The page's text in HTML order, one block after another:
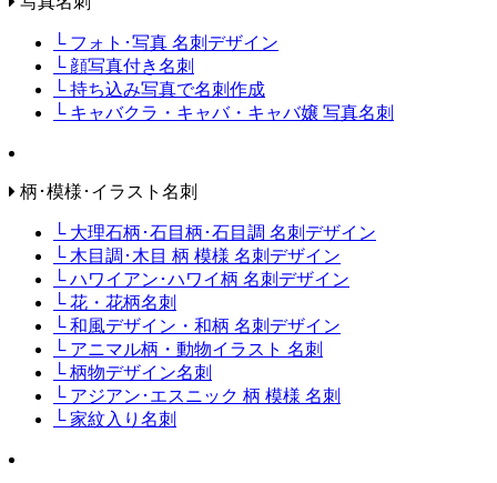
└ フォト･写真 名刺デザイン
└ 顔写真付き名刺
└ 持ち込み写真で名刺作成
└ キャバクラ・キャバ・キャバ嬢 写真名刺
柄･模様･イラスト名刺
└ 大理石柄･石目柄･石目調 名刺デザイン
└ 木目調･木目 柄 模様 名刺デザイン
└ ハワイアン･ハワイ柄 名刺デザイン
└ 花・花柄名刺
└ 和風デザイン・和柄 名刺デザイン
└ アニマル柄・動物イラスト 名刺
└ 柄物デザイン名刺
└ アジアン･エスニック 柄 模様 名刺
└ 家紋入り名刺